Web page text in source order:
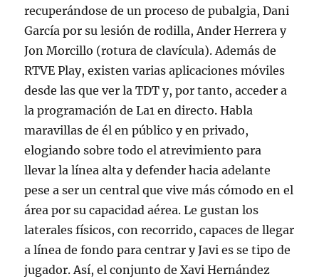
recuperándose de un proceso de pubalgia, Dani
García por su lesión de rodilla, Ander Herrera y
Jon Morcillo (rotura de clavícula). Además de
RTVE Play, existen varias aplicaciones móviles
desde las que ver la TDT y, por tanto, acceder a
la programación de La1 en directo. Habla
maravillas de él en público y en privado,
elogiando sobre todo el atrevimiento para
llevar la línea alta y defender hacia adelante
pese a ser un central que vive más cómodo en el
área por su capacidad aérea. Le gustan los
laterales físicos, con recorrido, capaces de llegar
a línea de fondo para centrar y Javi es se tipo de
jugador. Así, el conjunto de Xavi Hernández